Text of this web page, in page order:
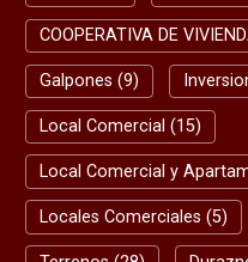
COOPERATIVA DE
Galpones (9)
Local Comercial (15)
Local Comercial y
Locales Comerciales (5)